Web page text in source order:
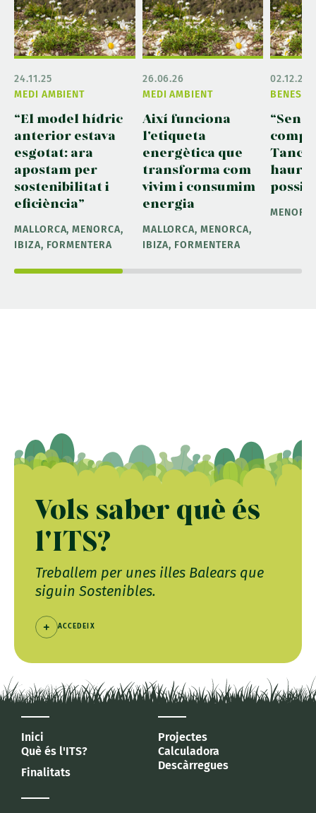
MEDI AMBIENT
24.11.25
“El model hídric
anterior estava
esgotat: ara
apostam per
sostenibilitat i
eficiència”
MALLORCA, MENORCA,
IBIZA, FORMENTERA
MEDI AMBIENT
26.06.26
Així funciona
l'etiqueta
energètica que
transforma com
vivim i consumim
energia
MALLORCA, MENORCA,
IBIZA, FORMENTERA
02.12.25
Tanca
Vols saber què és
l'ITS?
Treballem per unes illes Balears que
siguin Sostenibles.
ACCEDEIX
Inici
Què és l'ITS?
Finalitats
Projectes
Calculadora
Descàrregues